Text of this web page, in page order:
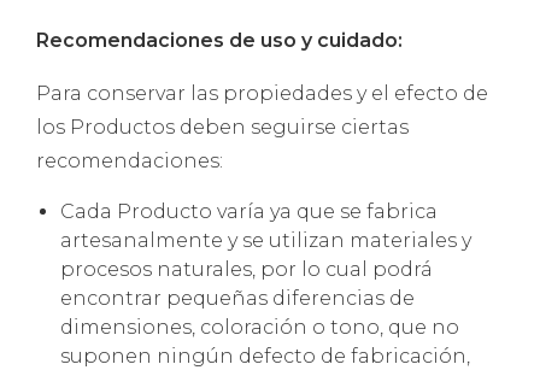
Recomendaciones de uso y cuidado:
Para conservar las propiedades y el efecto de
los Productos deben seguirse ciertas
recomendaciones:
Cada Producto varía ya que se fabrica
artesanalmente y se utilizan materiales y
procesos naturales, por lo cual podrá
encontrar pequeñas diferencias de
dimensiones, coloración o tono, que no
suponen ningún defecto de fabricación,